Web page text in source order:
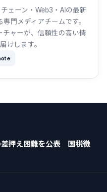
ェーン・Web3・AIの最新
門メディアチームです。
ャーが、信頼性の高い情
けします。
差押え困難を公表 国税徴